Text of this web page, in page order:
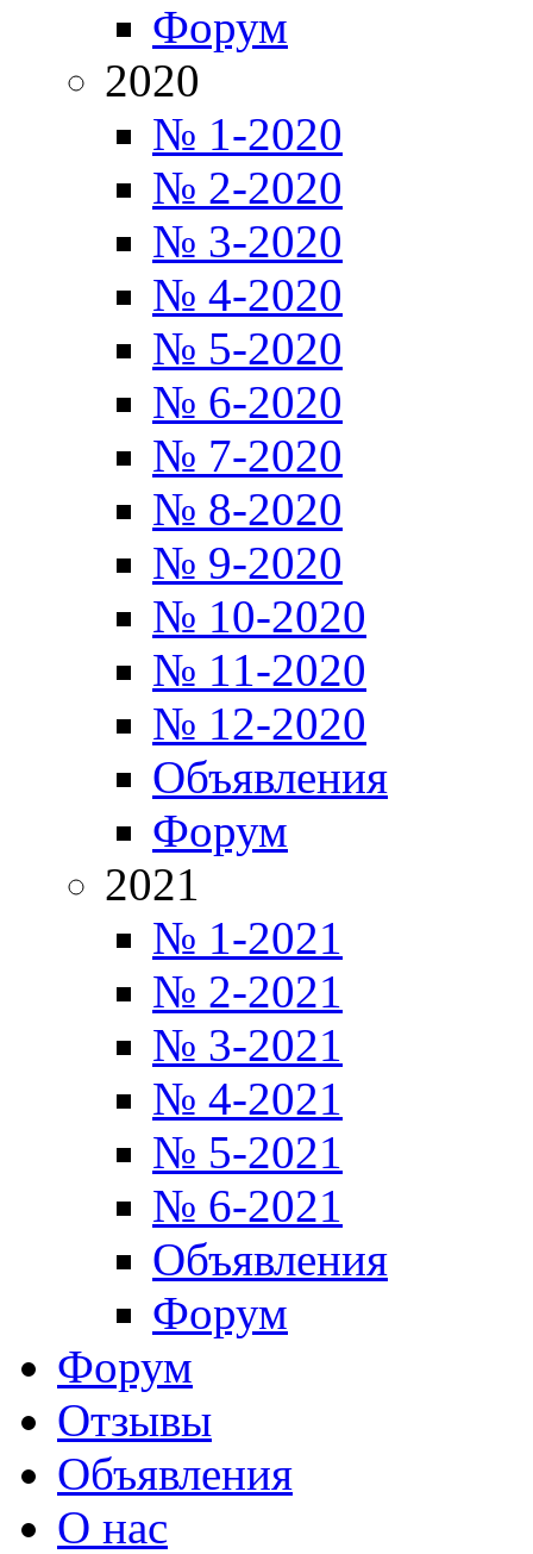
Форум
2020
№ 1-2020
№ 2-2020
№ 3-2020
№ 4-2020
№ 5-2020
№ 6-2020
№ 7-2020
№ 8-2020
№ 9-2020
№ 10-2020
№ 11-2020
№ 12-2020
Объявления
Форум
2021
№ 1-2021
№ 2-2021
№ 3-2021
№ 4-2021
№ 5-2021
№ 6-2021
Объявления
Форум
Форум
Отзывы
Объявления
О нас